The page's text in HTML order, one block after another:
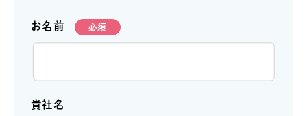
お名前 必須
貴社名